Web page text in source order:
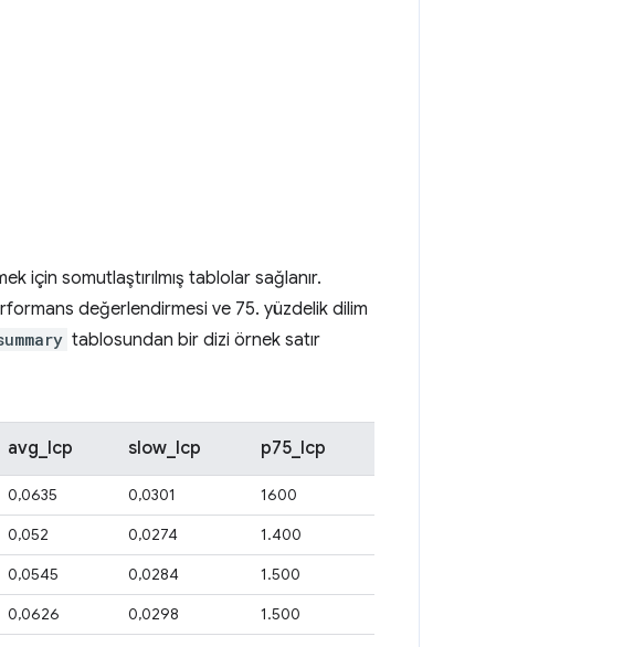
için somutlaştırılmış tablolar sağlanır.
değerlendirmesi ve 75. yüzdelik dilim
tablosundan bir dizi örnek satır
avg_lcp slow_lcp p75_lcp
0,0635 0,0301
1600
0,052 0,0274
1.400
0,0545 0,0284
1.500
0,0626 0,0298 1.500